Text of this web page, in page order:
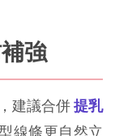
強
建議合併提乳
線條更自然立